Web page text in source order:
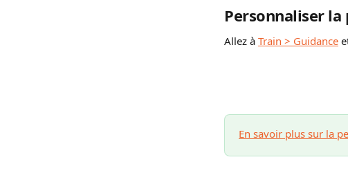
Personnaliser
Allez à Train > Guidance
En savoir plus sur la